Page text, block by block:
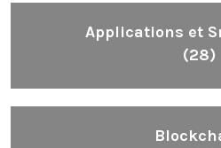
Applications et
(28)